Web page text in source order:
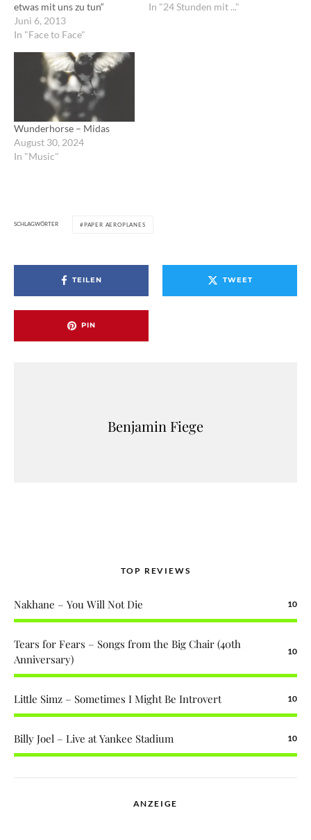
etwas mit uns zu tun“
Juni 6, 2013
In "Face to Face"
In "24 Stunden mit ..."
Wunderhorse – Midas
August 30, 2024
In "Music"
SCHLAGWÖRTER PAPER AEROPLANES
TEILEN TWEET
PIN
Benjamin Fiege
TOP REVIEWS
Nakhane – You Will Not Die 10
Tears for Fears – Songs from the Big Chair (40th
Anniversary)
10
Little Simz – Sometimes I Might Be Introvert 10
Billy Joel – Live at Yankee Stadium 10
ANZEIGE